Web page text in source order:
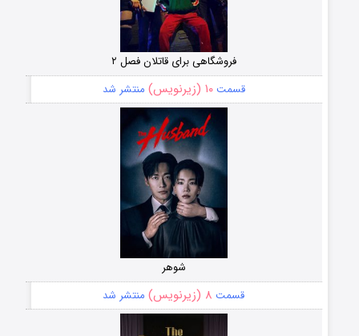
فروشگاهی برای قاتلان فصل ۲
قسمت۱۰ (زیرنویس) منتشر شد
شوهر
قسمت ۸ (زیرنویس) منتشر شد